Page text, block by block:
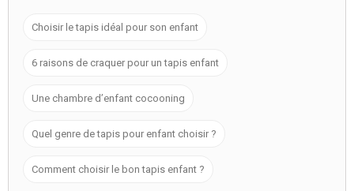
Choisir le tapis idéal pour son enfant
6 raisons de craquer pour un tapis enfant
Une chambre d’enfant cocooning
Quel genre de tapis pour enfant choisir ?
Comment choisir le bon tapis enfant ?